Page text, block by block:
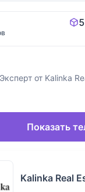
5
Эксперт от Kalinka
Показать
Kalinka Real